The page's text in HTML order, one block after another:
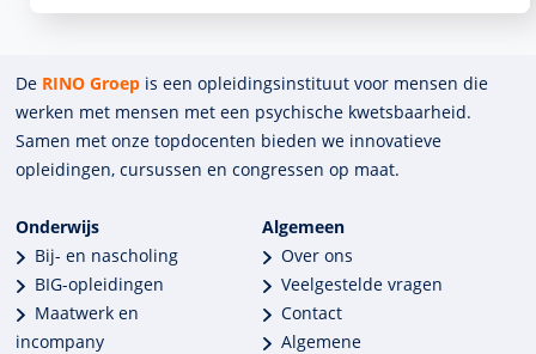
De RINO Groep is een opleidings­insti­tuut voor mensen die
werken met mensen met een psychische kwets­baar­heid.
Samen met onze top­docenten bieden we innova­tieve
opleidingen, cursussen en congres­sen op maat.
Onderwijs
Bij- en nascholing
BIG-opleidingen
Maatwerk en
incompany
Algemeen
Over ons
Veelgestelde vragen
Contact
Algemene